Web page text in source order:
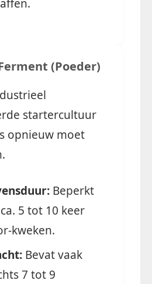
(Poeder)
startercultuur
opnieuw moet
Beperkt
5 tot 10 keer
kweken.
Bevat vaak
7 tot 9